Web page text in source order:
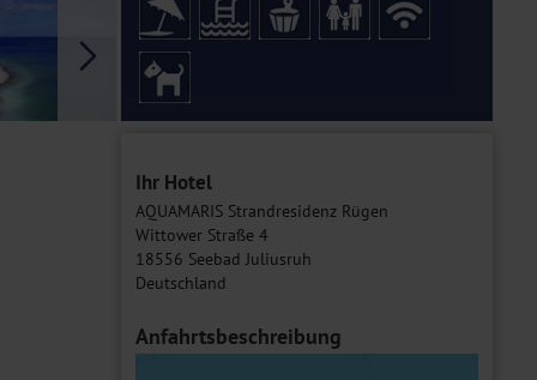
Ihr Hotel
AQUAMARIS Strandresidenz Rügen
Wittower Straße 4
18556 Seebad Juliusruh
Deutschland
Anfahrtsbeschreibung